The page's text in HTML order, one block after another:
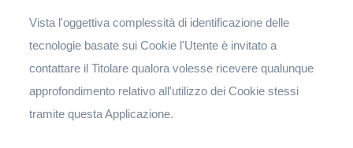
Vista l'oggettiva complessità di identificazione delle
tecnologie basate sui Cookie l'Utente è invitato a
contattare il Titolare qualora volesse ricevere qualunque
approfondimento relativo all'utilizzo dei Cookie stessi
tramite questa Applicazione.